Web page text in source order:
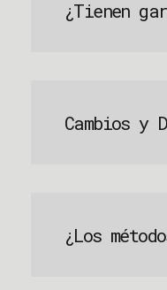
¿Tienen
Cambios y
¿Los